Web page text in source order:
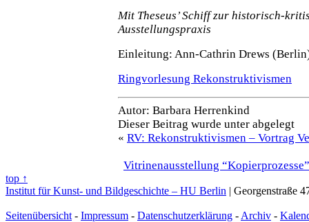
Mit Theseus’ Schiff zur historisch-
Ausstellungspraxis
Einleitung: Ann-Cathrin Drews
Ringvorlesung Rekonstruktivismen
Autor: Barbara Herrenkind
Dieser Beitrag wurde unter abgelegt
« RV: Rekonstruktivismen – Vortrag
Vitrinenausstellung
top ↑
Institut für Kunst- und Bildgeschichte – HU Berlin | Georgenstraße
Seitenübersicht - Impressum - Datenschutzerklärung - Archiv -